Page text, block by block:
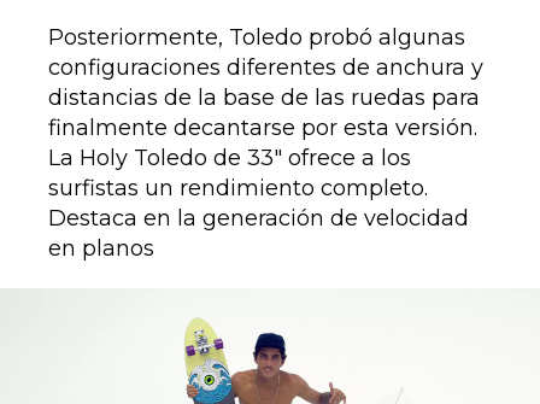
Posteriormente, Toledo probó algunas
configuraciones diferentes de anchura y
distancias de la base de las ruedas para
finalmente decantarse por esta versión.
La Holy Toledo de 33" ofrece a los
surfistas un rendimiento completo.
Destaca en la generación de velocidad
en planos